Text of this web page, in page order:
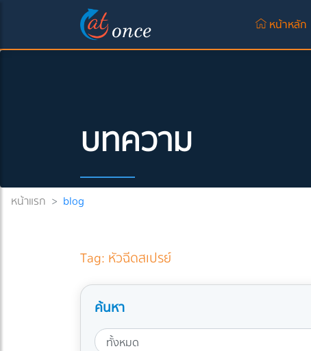
หน้าหลัก
บทความ
หน้าแรก > blog
Tag: หัวฉีดสเปรย์
ค้นหา